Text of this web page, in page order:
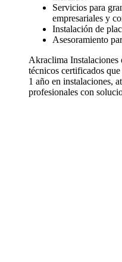
Servicios para
empresariales y
Instalación de
Asesoramiento
Akraclima
técnicos certificados
1 año en instalaciones,
profesionales con